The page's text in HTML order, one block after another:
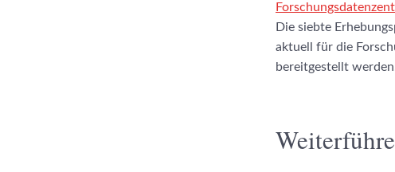
Die siebte
aktuell für die
bereitgestellt